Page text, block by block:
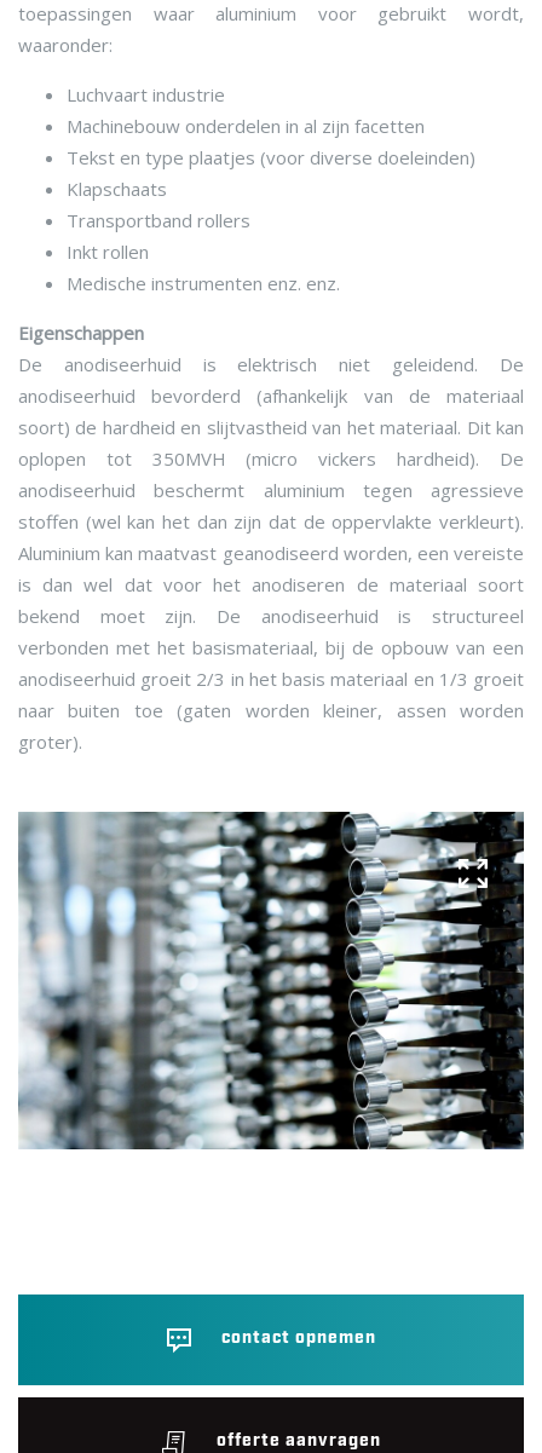
toepassingen waar aluminium voor gebruikt wordt,
waaronder:
Luchvaart industrie
Machinebouw onderdelen in al zijn facetten
Tekst en type plaatjes (voor diverse doeleinden)
Klapschaats
Transportband rollers
Inkt rollen
Medische instrumenten enz. enz.
Eigenschappen
De anodiseerhuid is elektrisch niet geleidend. De
anodiseerhuid bevorderd (afhankelijk van de materiaal
soort) de hardheid en slijtvastheid van het materiaal. Dit kan
oplopen tot 350MVH (micro vickers hardheid). De
anodiseerhuid beschermt aluminium tegen agressieve
stoffen (wel kan het dan zijn dat de oppervlakte verkleurt).
Aluminium kan maatvast geanodiseerd worden, een vereiste
is dan wel dat voor het anodiseren de materiaal soort
bekend moet zijn. De anodiseerhuid is structureel
verbonden met het basismateriaal, bij de opbouw van een
anodiseerhuid groeit 2/3 in het basis materiaal en 1/3 groeit
naar buiten toe (gaten worden kleiner, assen worden
groter).
contact opnemen
offerte aanvragen